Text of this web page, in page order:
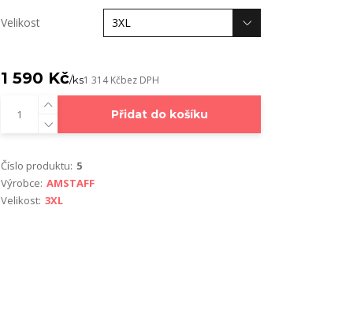
Velikost
1 590 Kč/ks1 314 Kčbez DPH
Přidat do košíku
Číslo produktu: 5
Výrobce: AMSTAFF
Velikost: 3XL